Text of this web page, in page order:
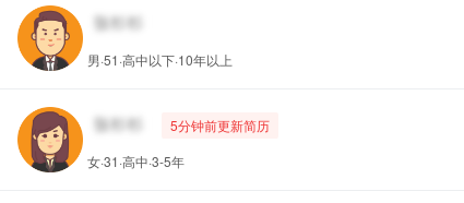
男·51·高中以下·10年以上
5分钟前更新简历
女·31·高中·3-5年